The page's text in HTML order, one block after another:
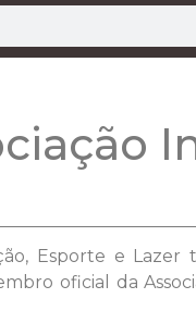
Esporte e
oficial da